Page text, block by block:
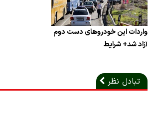
واردات این خودروهای دست دوم
آزاد شد+ شرایط
تبادل نظر